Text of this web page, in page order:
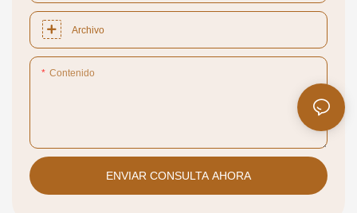
Archivo
Contenido
ENVIAR CONSULTA AHORA